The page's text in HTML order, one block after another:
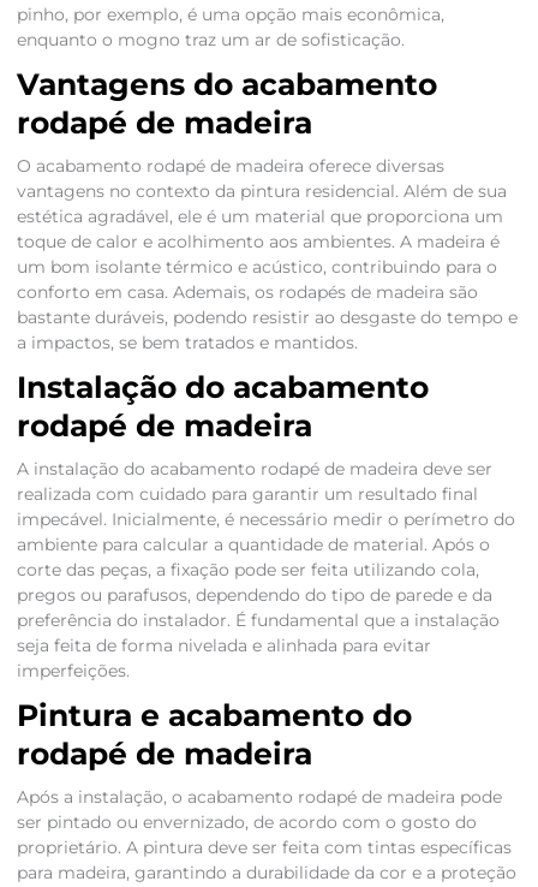
pinho, por exemplo, é uma opção mais econômica,
enquanto o mogno traz um ar de sofisticação.
Vantagens do acabamento
rodapé de madeira
O acabamento rodapé de madeira oferece diversas
vantagens no contexto da pintura residencial. Além de sua
estética agradável, ele é um material que proporciona um
toque de calor e acolhimento aos ambientes. A madeira é
um bom isolante térmico e acústico, contribuindo para o
conforto em casa. Ademais, os rodapés de madeira são
bastante duráveis, podendo resistir ao desgaste do tempo e
a impactos, se bem tratados e mantidos.
Instalação do acabamento
rodapé de madeira
A instalação do acabamento rodapé de madeira deve ser
realizada com cuidado para garantir um resultado final
impecável. Inicialmente, é necessário medir o perímetro do
ambiente para calcular a quantidade de material. Após o
corte das peças, a fixação pode ser feita utilizando cola,
pregos ou parafusos, dependendo do tipo de parede e da
preferência do instalador. É fundamental que a instalação
seja feita de forma nivelada e alinhada para evitar
imperfeições.
Pintura e acabamento do
rodapé de madeira
Após a instalação, o acabamento rodapé de madeira pode
ser pintado ou envernizado, de acordo com o gosto do
proprietário. A pintura deve ser feita com tintas específicas
para madeira, garantindo a durabilidade da cor e a proteção